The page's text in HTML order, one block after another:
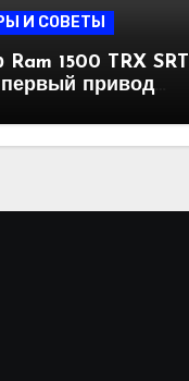
И СОВЕТЫ
Ram 1500 TRX SRT
привод